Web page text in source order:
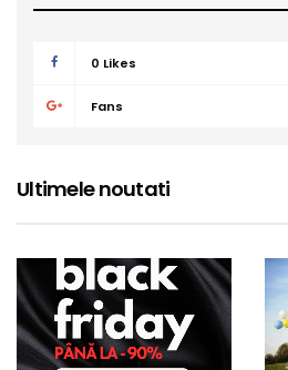
0 Likes
Fans
Ultimele noutati